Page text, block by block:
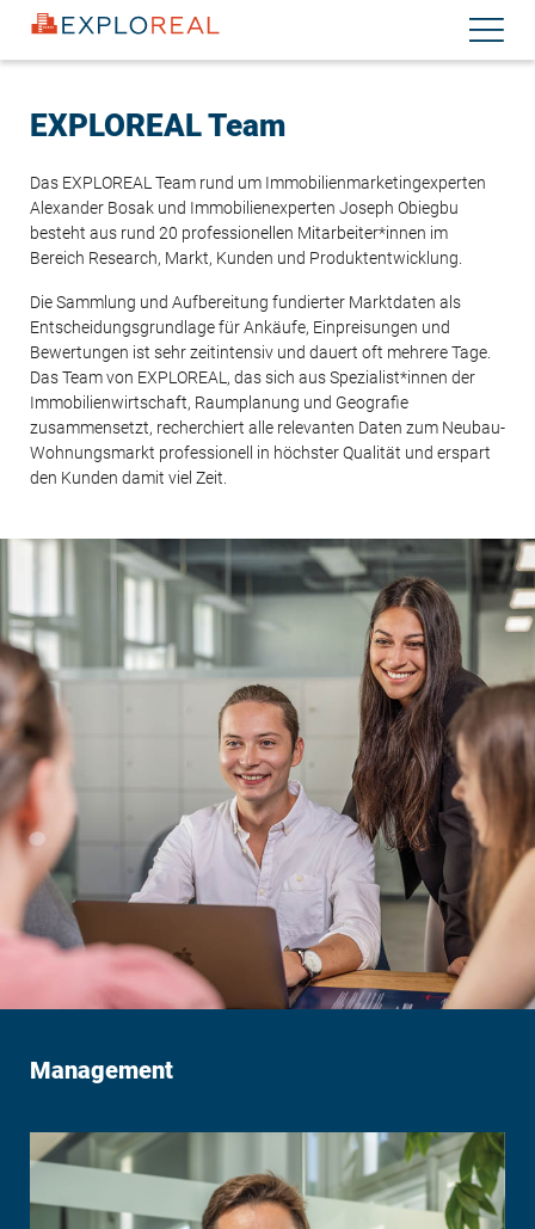
Direkt
zum
Inhalt
EXPLOREAL Team
Das EXPLOREAL Team rund um Immobilienmarketingexperten
Alexander Bosak und Immobilienexperten Joseph Obiegbu
besteht aus rund 20 professionellen Mitarbeiter*innen im
Bereich Research, Markt, Kunden und Produktentwicklung.
Die Sammlung und Aufbereitung fundierter Marktdaten als
Entscheidungsgrundlage für Ankäufe, Einpreisungen und
Bewertungen ist sehr zeitintensiv und dauert oft mehrere Tage.
Das Team von EXPLOREAL, das sich aus Spezialist*innen der
Immobilienwirtschaft, Raumplanung und Geografie
zusammensetzt, recherchiert alle relevanten Daten zum Neubau-
Wohnungsmarkt professionell in höchster Qualität und erspart
den Kunden damit viel Zeit.
Management